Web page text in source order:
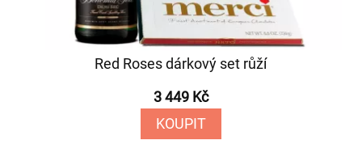
Red Roses dárkový set růží
3 449 Kč
KOUPIT